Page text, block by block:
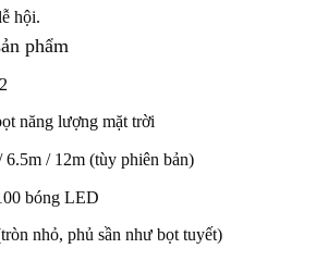
hội.
phẩm
năng lượng mặt trời
6.5m / 12m (tùy phiên bản)
bóng LED
nhỏ, phủ sần như bọt tuyết)